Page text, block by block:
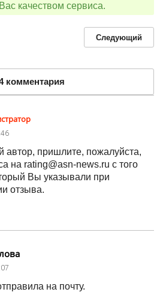
качеством сервиса.
Следующий
комментария
автор, пришлите, пожалуйста,
на rating@asn-news.ru с того
Вы указывали при
отзыва.
на почту.